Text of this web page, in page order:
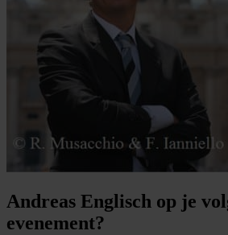
Andreas Englisch op je
evenement?